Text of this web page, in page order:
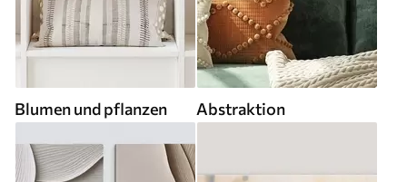
Blumen und pflanzen Abstraktion